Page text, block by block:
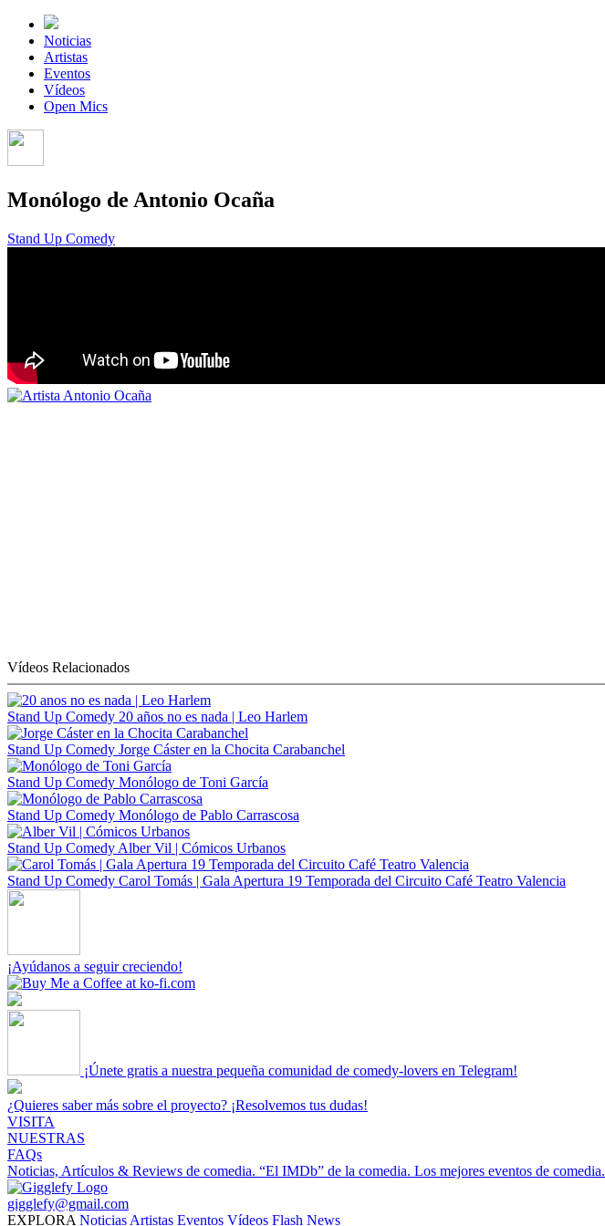
Noticias
Artistas
Eventos
Vídeos
Open Mics
Monólogo de Antonio Ocaña
Stand Up Comedy
Vídeos Relacionados
Stand Up Comedy 20 años no es nada | Leo Harlem
Stand Up Comedy Jorge Cáster en la Chocita Carabanchel
Stand Up Comedy Monólogo de Toni García
Stand Up Comedy Monólogo de Pablo Carrascosa
Stand Up Comedy Alber Vil | Cómicos Urbanos
Stand Up Comedy Carol Tomás | Gala Apertura 19 Temporada del Circuito Café Teatro Valencia
¡Ayúdanos a seguir creciendo!
¡Únete gratis a nuestra pequeña comunidad de comedy-lovers en Telegram!
¿Quieres saber más sobre el proyecto? ¡Resolvemos tus dudas!
VISITA
NUESTRAS
FAQs
Noticias, Artículos & Reviews de comedia. “El IMDb” de la comedia. Los mejores eventos de comedia.
gigglefy@gmail.com
EXPLORA Noticias Artistas Eventos Vídeos Flash News